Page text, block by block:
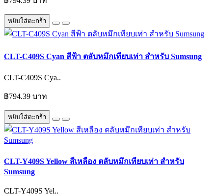
หยิบใส่ตะกร้า
CLT-C409S Cyan สีฟ้า ตลับหมึกเทียบเท่า สำหรับ Sumsung
CLT-C409S Cya..
฿794.39 บาท
หยิบใส่ตะกร้า
CLT-Y409S Yellow สีเหลือง ตลับหมึกเทียบเท่า สำหรับ
Sumsung
CLT-Y409S Yel..